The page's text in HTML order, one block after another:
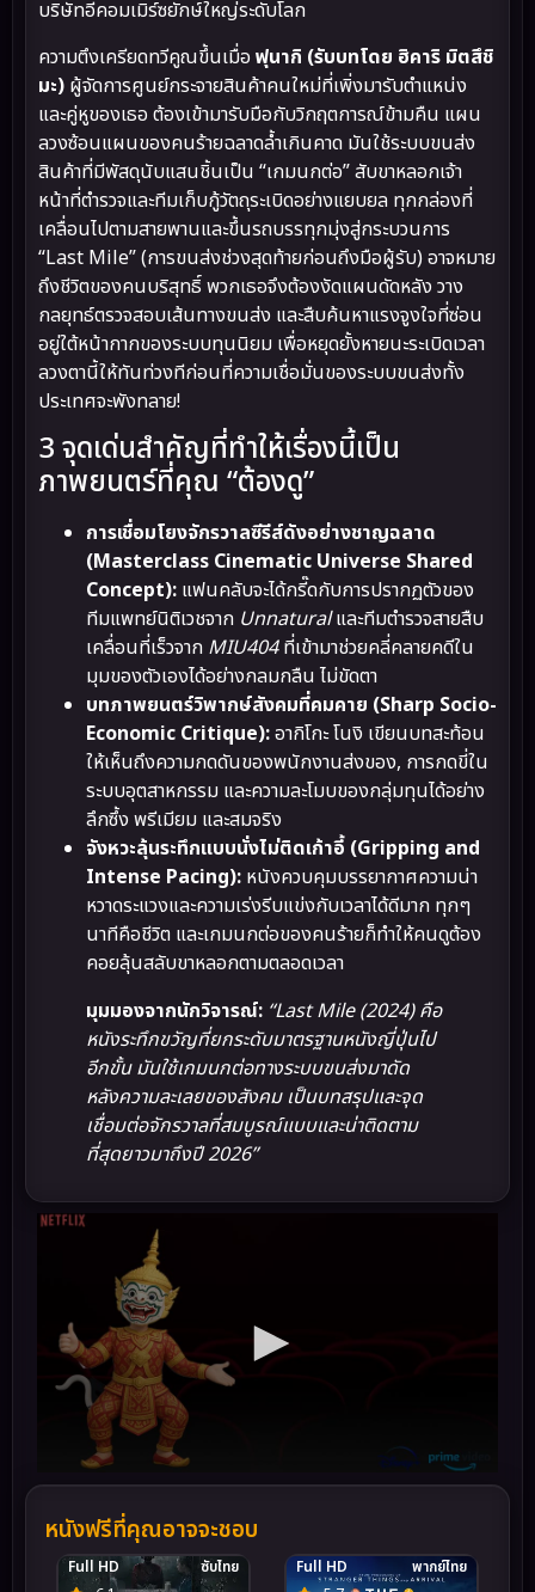
บริษัทอีคอมเมิร์ซยักษ์ใหญ่ระดับโลก
ความตึงเครียดทวีคูณขึ้นเมื่อ ฟุนากิ (รับบทโดย ฮิคาริ มิตสึชิ
มะ) ผู้จัดการศูนย์กระจายสินค้าคนใหม่ที่เพิ่งมารับตำแหน่ง
และคู่หูของเธอ ต้องเข้ามารับมือกับวิกฤตการณ์ข้ามคืน แผน
ลวงซ้อนแผนของคนร้ายฉลาดล้ำเกินคาด มันใช้ระบบขนส่ง
สินค้าที่มีพัสดุนับแสนชิ้นเป็น “เกมนกต่อ” สับขาหลอกเจ้า
หน้าที่ตำรวจและทีมเก็บกู้วัตถุระเบิดอย่างแยบยล ทุกกล่องที่
เคลื่อนไปตามสายพานและขึ้นรถบรรทุกมุ่งสู่กระบวนการ
“Last Mile” (การขนส่งช่วงสุดท้ายก่อนถึงมือผู้รับ) อาจหมาย
ถึงชีวิตของคนบริสุทธิ์ พวกเธอจึงต้องงัดแผนดัดหลัง วาง
กลยุทธ์ตรวจสอบเส้นทางขนส่ง และสืบค้นหาแรงจูงใจที่ซ่อน
อยู่ใต้หน้ากากของระบบทุนนิยม เพื่อหยุดยั้งหายนะระเบิดเวลา
ลวงตานี้ให้ทันท่วงทีก่อนที่ความเชื่อมั่นของระบบขนส่งทั้ง
ประเทศจะพังทลาย!
3 จุดเด่นสำคัญที่ทำให้เรื่องนี้เป็น
ภาพยนตร์ที่คุณ “ต้องดู”
การเชื่อมโยงจักรวาลซีรีส์ดังอย่างชาญฉลาด
(Masterclass Cinematic Universe Shared
Concept): แฟนคลับจะได้กรี๊ดกับการปรากฏตัวของ
ทีมแพทย์นิติเวชจาก Unnaturalและทีมตำรวจสายสืบ
เคลื่อนที่เร็วจาก MIU404ที่เข้ามาช่วยคลี่คลายคดีใน
มุมของตัวเองได้อย่างกลมกลืน ไม่ขัดตา
บทภาพยนตร์วิพากษ์สังคมที่คมคาย (Sharp Socio-
Economic Critique):อากิโกะ โนงิ เขียนบทสะท้อน
ให้เห็นถึงความกดดันของพนักงานส่งของ, การกดขี่ใน
ระบบอุตสาหกรรม และความละโมบของกลุ่มทุนได้อย่าง
ลึกซึ้ง พรีเมียม และสมจริง
จังหวะลุ้นระทึกแบบนั่งไม่ติดเก้าอี้ (Gripping and
Intense Pacing): หนังควบคุมบรรยากาศความน่า
หวาดระแวงและความเร่งรีบแข่งกับเวลาได้ดีมาก ทุกๆ
นาทีคือชีวิต และเกมนกต่อของคนร้ายก็ทำให้คนดูต้อง
คอยลุ้นสลับขาหลอกตามตลอดเวลา
มุมมองจากนักวิจารณ์: “Last Mile (2024) คือ
หนังระทึกขวัญที่ยกระดับมาตรฐานหนังญี่ปุ่นไป
อีกขั้น มันใช้เกมนกต่อทางระบบขนส่งมาดัด
หลังความละเลยของสังคม เป็นบทสรุปและจุด
เชื่อมต่อจักรวาลที่สมบูรณ์แบบและน่าติดตาม
ที่สุดยาวมาถึงปี 2026”
หนังฟรีที่คุณอาจจะชอบ
Full HD
ซับไทย
Full HD พากย์ไทย